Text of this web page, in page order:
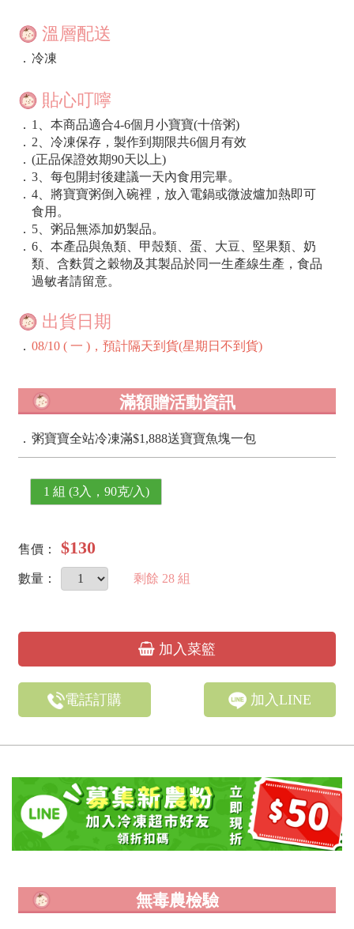
溫層配送
． 冷凍
貼心叮嚀
． 1、本商品適合4-6個月小寶寶(十倍粥)
． 2、冷凍保存，製作到期限共6個月有效
． (正品保證效期90天以上)
． 3、每包開封後建議一天內食用完畢。
． 4、將寶寶粥倒入碗裡，放入電鍋或微波爐加熱即可
食用。
． 5、粥品無添加奶製品。
． 6、本產品與魚類、甲殼類、蛋、大豆、堅果類、奶
類、含麩質之穀物及其製品於同一生產線生產，食品
過敏者請留意。
出貨日期
． 08/10 ( 一 )，預計隔天到貨(星期日不到貨)
滿額贈活動資訊
． 粥寶寶全站冷凍滿$1,888送寶寶魚塊一包
1 組 (3入，90克/入)
售價： $130
數量： 剩餘 28 組
加入菜籃
電話訂購 加入LINE
無毒農檢驗